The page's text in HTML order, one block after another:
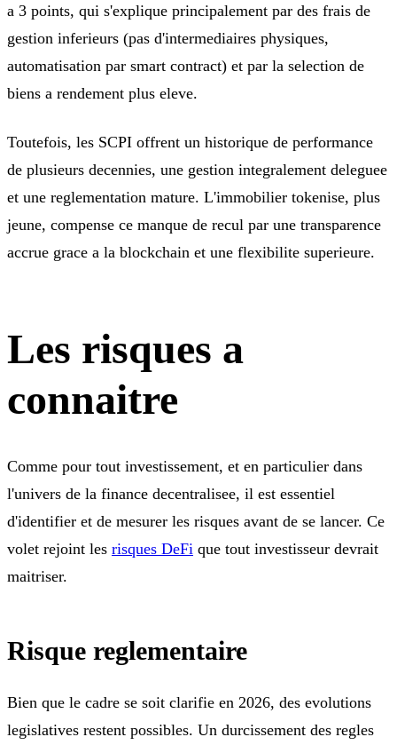
a 3 points, qui s'explique principalement par des frais de
gestion inferieurs (pas d'intermediaires physiques,
automatisation par smart contract) et par la selection de
biens a rendement plus eleve.
Toutefois, les SCPI offrent un historique de performance
de plusieurs decennies, une gestion integralement deleguee
et une reglementation mature. L'immobilier tokenise, plus
jeune, compense ce manque de recul par une transparence
accrue grace a la blockchain et une flexibilite superieure.
Les risques a
connaitre
Comme pour tout investissement, et en particulier dans
l'univers de la finance decentralisee, il est essentiel
d'identifier et de mesurer les risques avant de se lancer. Ce
volet rejoint les risques DeFi que tout investisseur devrait
maitriser.
Risque reglementaire
Bien que le cadre se soit clarifie en 2026, des evolutions
legislatives restent possibles. Un durcissement des regles